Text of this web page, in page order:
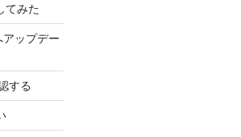
てみた
ップデー
する